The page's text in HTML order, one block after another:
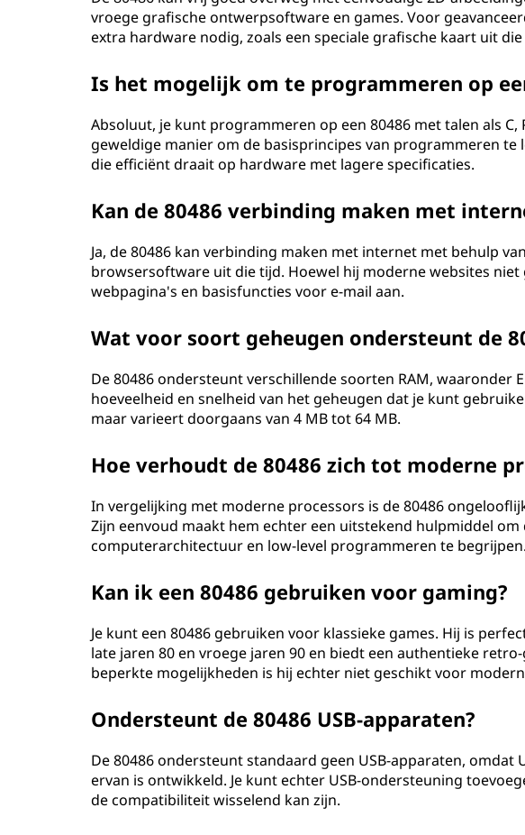
vroege grafische ontwerpsoftware en games. Voor
extra hardware nodig, zoals een speciale grafische kaart uit
Is het mogelijk om te programmeren op
Absoluut, je kunt programmeren op een 80486 met talen als C,
geweldige manier om de basisprincipes van programmeren
die efficiënt draait op hardware met lagere specificaties.
Kan de 80486 verbinding maken met
Ja, de 80486 kan verbinding maken met internet met behulp
browsersoftware uit die tijd. Hoewel hij moderne websites niet
webpagina's en basisfuncties voor e-mail aan.
Wat voor soort geheugen ondersteunt de
De 80486 ondersteunt verschillende soorten RAM, waaronder
hoeveelheid en snelheid van het geheugen dat je kunt
maar varieert doorgaans van 4 MB tot 64 MB.
Hoe verhoudt de 80486 zich tot moderne
In vergelijking met moderne processors is de 80486
Zijn eenvoud maakt hem echter een uitstekend hulpmiddel om
computerarchitectuur en low-level programmeren te begrijpen.
Kan ik een 80486 gebruiken voor gaming?
Je kunt een 80486 gebruiken voor klassieke games. Hij is
late jaren 80 en vroege jaren 90 en biedt een authentieke
beperkte mogelijkheden is hij echter niet geschikt voor
Ondersteunt de 80486 USB-apparaten?
De 80486 ondersteunt standaard geen USB-apparaten, omdat
ervan is ontwikkeld. Je kunt echter USB-ondersteuning
de compatibiliteit wisselend kan zijn.